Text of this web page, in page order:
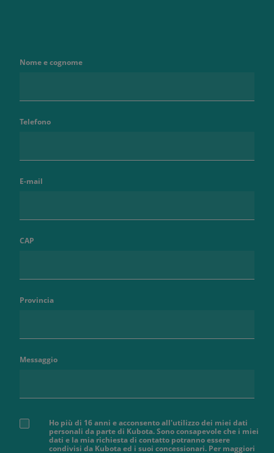
Nome e cognome
Telefono
E-mail
CAP
Provincia
Messaggio
Ho più di 16 anni e acconsento all'utilizzo dei miei dati
personali da parte di Kubota. Sono consapevole che i miei
dati e la mia richiesta di contatto potranno essere
condivisi da Kubota ed i suoi concessionari. Per maggiori